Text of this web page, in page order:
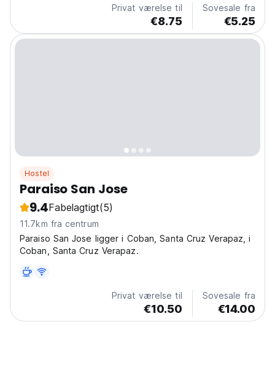
Privat værelse til
€8.75
Sovesale fra
€5.25
Hostel
Paraiso San Jose
9.4Fabelagtigt(5)
11.7km fra centrum
Paraiso San Jose ligger i Coban, Santa Cruz Verapaz, i
Coban, Santa Cruz Verapaz.
Privat værelse til
€10.50
Sovesale fra
€14.00